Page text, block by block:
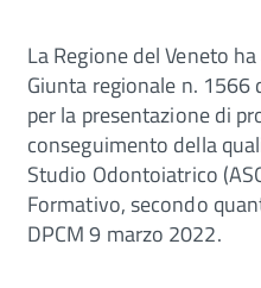
La Regione del Veneto
Giunta regionale n.
per la presentazione di
conseguimento della
Studio Odontoiatrico
Formativo, secondo
DPCM 9 marzo 2022.